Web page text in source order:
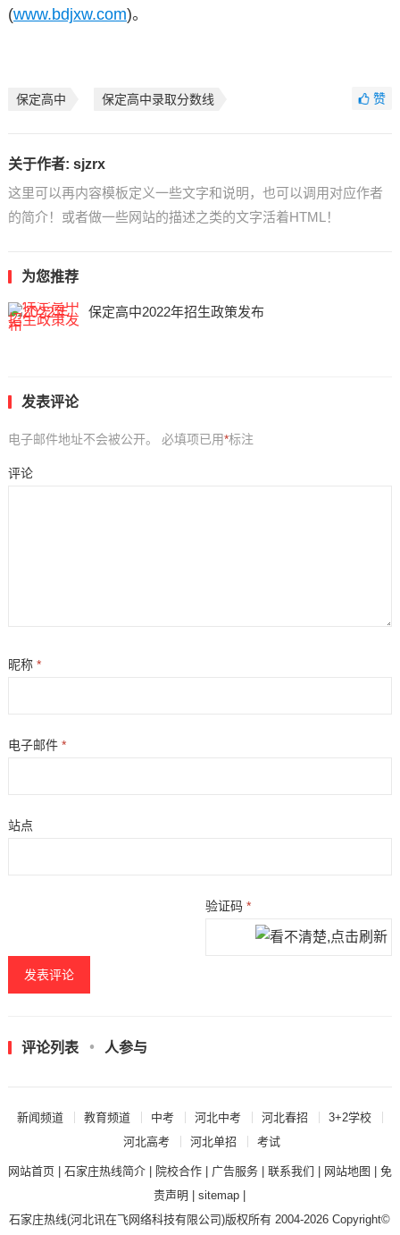
(www.bdjxw.com)。
保定高中 保定高中录取分数线 赞
关于作者: sjzrx
这里可以再内容模板定义一些文字和说明，也可以调用对应作者
的简介！或者做一些网站的描述之类的文字活着HTML！
为您推荐
保定高中2022年招生政策发布
发表评论
电子邮件地址不会被公开。 必填项已用*标注
评论
昵称 *
电子邮件 *
站点
验证码*
评论列表 人参与
新闻频道 教育频道 中考 河北中考 河北春招
3+2学校
河北高考
河北单招 考试
网站首页| 石家庄热线简介| 院校合作| 广告服务| 联系我们 网站地图
免
责声明
|sitemap
石家庄热线(河北讯在飞网络科技有限公司)版权所有 2004-2026 Copyright©